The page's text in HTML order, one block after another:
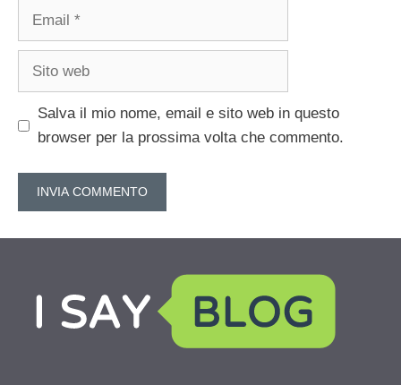
Email
Sito
Salva il mio nome, email e sito web in questo
browser per la prossima volta che commento.